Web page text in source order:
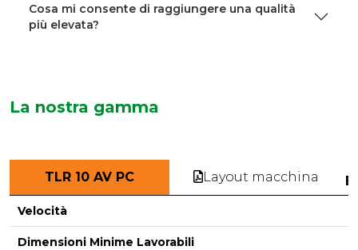
Cosa mi consente di raggiungere una qualità
più elevata?
La nostra gamma
TLR 10 AV PC Layout macchina
Velocità
Dimensioni Minime Lavorabili